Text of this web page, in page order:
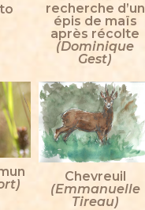
recherche d’un
épis de maïs
après récolte
(Dominique
Gest)
Chevreuil
(Emmanuelle
Tireau)